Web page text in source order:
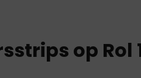
op Rol